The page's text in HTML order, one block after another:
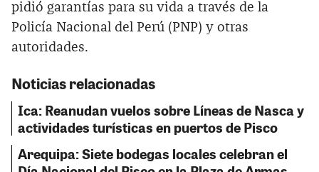
pidió garantías para su vida a través de la
Policía Nacional del Perú (PNP) y otras
autoridades.
Noticias relacionadas
Ica: Reanudan vuelos sobre Líneas de Nasca y
actividades turísticas en puertos de Pisco
Arequipa: Siete bodegas locales celebran el